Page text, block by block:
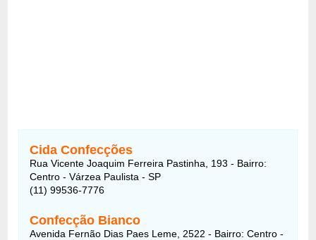
Cida Confecções
Rua Vicente Joaquim Ferreira Pastinha, 193 - Bairro:
Centro - Várzea Paulista - SP
(11) 99536-7776
Confecção Bianco
Avenida Fernão Dias Paes Leme, 2522 - Bairro: Centro -